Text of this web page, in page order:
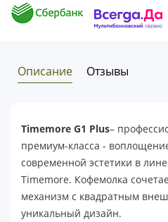
Описание Отзывы
Timemore G1 Plus–
премиум-класса -
современной эстетики в
Timemore. Кофемолка
механизм с квадратным
уникальный дизайн.